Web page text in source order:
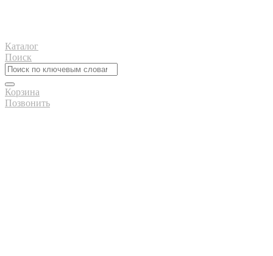
Каталог
Поиск
Корзина
Позвонить